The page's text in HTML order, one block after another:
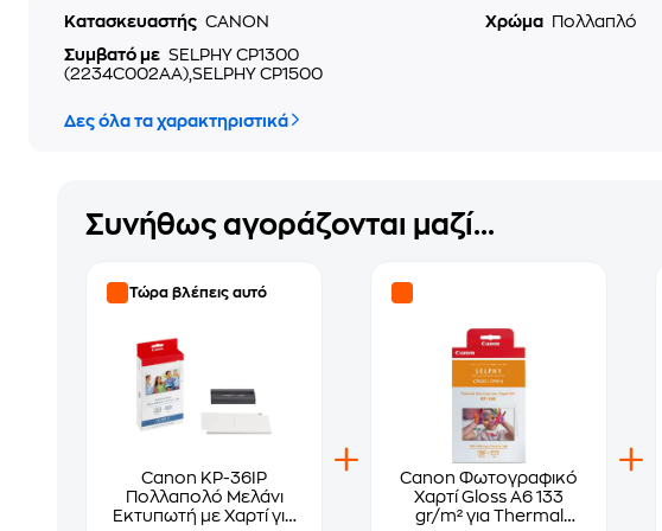
Κατασκευαστής CANON Χρώμα
Πολλαπλό
Συμβατό με SELPHY CP1300
(2234C002AA),SELPHY CP1500
Δες όλα τα χαρακτηριστικά
Συνήθως αγοράζονται μαζί...
Τώρα βλέπεις αυτό
Canon KP-36IP
Πολλαπολό Μελάνι
Εκτυπωτή με Χαρτί για
Canon Φωτογραφικό
Χαρτί Gloss A6 133
gr/m² για Thermal